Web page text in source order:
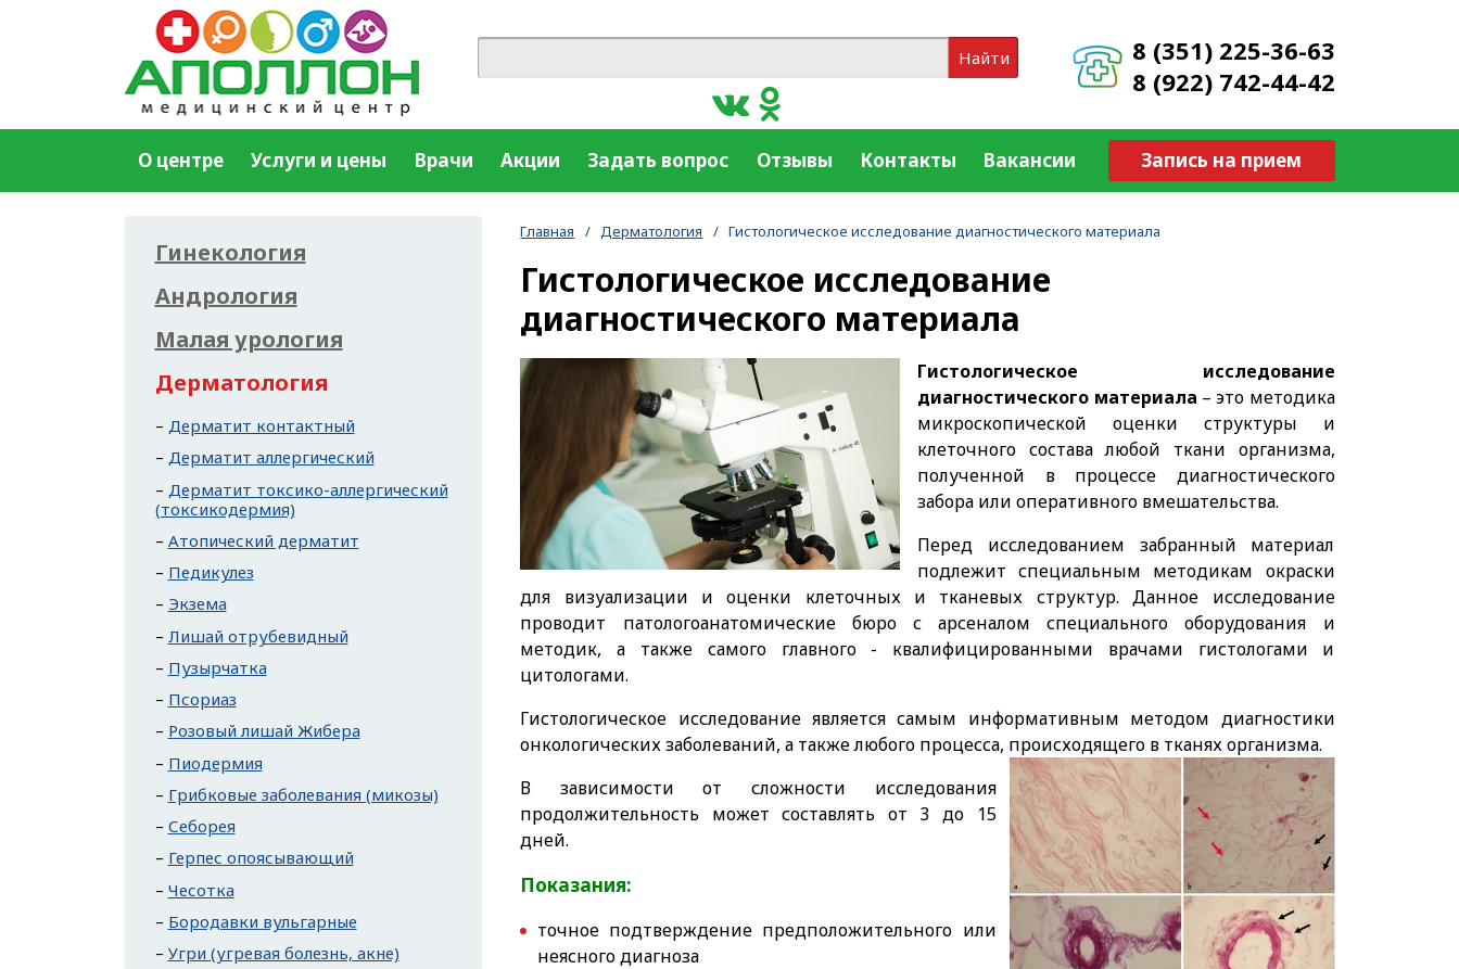
8 (351) 225-36-63
8 (922) 742-44-42
Найти
Запись на прием
О центре Услуги и цены Врачи Акции Задать вопрос Отзывы Контакты Вакансии
Главная / Дерматология / Гистологическое исследование диагностического материала
Гистологическое исследование
диагностического материала
Гистологическое исследование
диагностического материала – это методика
микроскопической оценки структуры и
клеточного состава любой ткани организма,
полученной в процессе диагностического
забора или оперативного вмешательства.
Перед исследованием забранный материал
подлежит специальным методикам окраски
для визуализации и оценки клеточных и тканевых структур. Данное исследование
проводит патологоанатомические бюро с арсеналом специального оборудования и
методик, а также самого главного - квалифицированными врачами гистологами и
цитологами.
Гистологическое исследование является самым информативным методом диагностики
онкологических заболеваний, а также любого процесса, происходящего в тканях организма.
В зависимости от сложности исследования
продолжительность может составлять от 3 до 15
дней.
Показания:
точное подтверждение предположительного или
неясного диагноза
Гинекология
Андрология
Малая урология
Дерматология
Дерматит контактный
Дерматит аллергический
Дерматит токсико-аллергический
(токсикодермия)
Атопический дерматит
Педикулез
Экзема
Лишай отрубевидный
Пузырчатка
Псориаз
Розовый лишай Жибера
Пиодермия
Грибковые заболевания (микозы)
Себорея
Герпес опоясывающий
Чесотка
Бородавки вульгарные
Угри (угревая болезнь, акне)